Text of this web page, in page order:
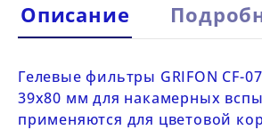
Описание
Гелевые фильтры GRIFON CF-07
39х80 мм для накамерных
применяются для цветовой